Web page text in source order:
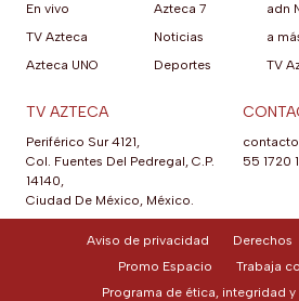
En vivo
TV Azteca
Azteca UNO
Azteca 7
Noticias
Deportes
adn
a
TV
TV AZTECA
Periférico Sur 4121,
Col. Fuentes Del Pedregal, C.P.
14140,
Ciudad De México, México.
55 1720
Aviso de privacidad Derechos
Promo Espacio
Trabaja
Programa de ética, integridad